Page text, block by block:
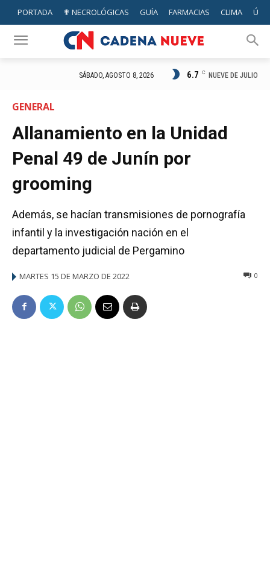
PORTADA ✟ NECROLÓGICAS GUÍA FARMACIAS CLIMA
SÁBADO, AGOSTO 8, 2026 6.7 C NUEVE DE JULIO
GENERAL
Allanamiento en la Unidad
Penal 49 de Junín por
grooming
Además, se hacían transmisiones de pornografía
infantil y la investigación nación en el
departamento judicial de Pergamino
MARTES 15 DE MARZO DE 2022 0